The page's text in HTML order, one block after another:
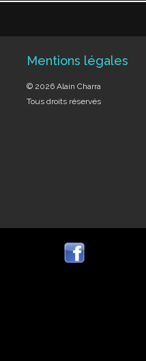
Mentions légales
© 2026 Alain Charra
Tous droits réservés